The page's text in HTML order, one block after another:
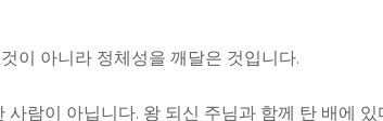
이 아니라 정체성을 깨달은 것입니다.
람이 아닙니다. 왕 되신 주님과 함께 탄 배에